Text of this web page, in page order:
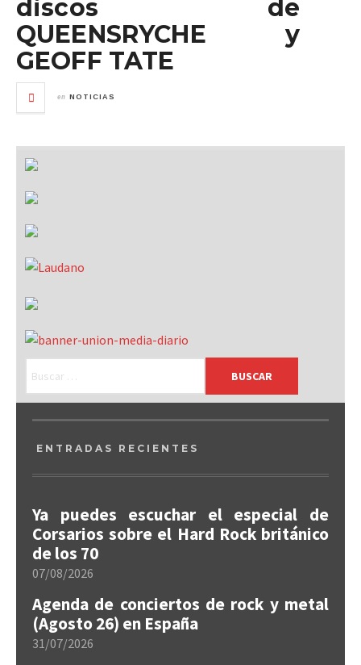
discos de
QUEENSRYCHE y
GEOFF TATE
en NOTICIAS
ENTRADAS RECIENTES
Ya puedes escuchar el especial de
Corsarios sobre el Hard Rock británico
de los 70
07/08/2026
Agenda de conciertos de rock y metal
(Agosto 26) en España
31/07/2026